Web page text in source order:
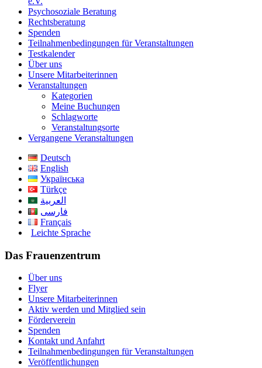
Psychosoziale Beratung
Rechtsberatung
Spenden
Teilnahmenbedingungen für Veranstaltungen
Testkalender
Über uns
Unsere Mitarbeiterinnen
Veranstaltungen
Kategorien
Meine Buchungen
Schlagworte
Veranstaltungsorte
Vergangene Veranstaltungen
Deutsch
English
Українська
Türkçe
العربية
فارسی
Français
Leichte Sprache
Das Frauenzentrum
Über uns
Flyer
Unsere Mitarbeiterinnen
Aktiv werden und Mitglied sein
Förderverein
Spenden
Kontakt und Anfahrt
Teilnahmenbedingungen für Veranstaltungen
Veröffentlichungen